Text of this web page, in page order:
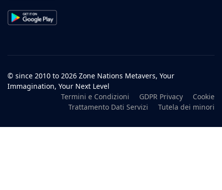
© since 2010 to 2026 Zone Nations Metavers, Your
Immagination, Your Next Level
Termini e Condizioni
GDPR Privacy
Cookie
Trattamento Dati Servizi
Tutela dei minori